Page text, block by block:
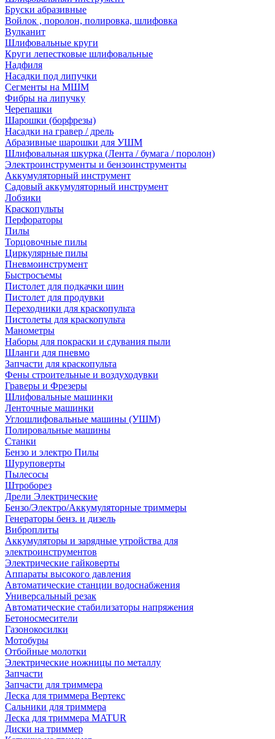
Бруски абразивные
Войлок , поролон, полировка, шлифовка
Вулканит
Шлифовальные круги
Круги лепестковые шлифовальные
Надфиля
Насадки под липучки
Сегменты на МШМ
Фибры на липучку
Черепашки
Шарошки (борфрезы)
Насадки на гравер / дрель
Абразивные шарошки для УШМ
Шлифовальная шкурка (Лента / бумага / поролон)
Электроинструменты и бензоинструменты
Аккумуляторный инструмент
Садовый аккумуляторный инструмент
Лобзики
Краскопульты
Перфораторы
Пилы
Торцовочные пилы
Циркулярные пилы
Пневмоинструмент
Быстросъемы
Пистолет для подкачки шин
Пистолет для продувки
Переходники для краскопульта
Пистолеты для краскопульта
Манометры
Наборы для покраски и сдувания пыли
Шланги для пневмо
Запчасти для краскопульта
Фены строительные и воздуходувки
Граверы и Фрезеры
Шлифовальные машинки
Ленточные машинки
Углошлифовальные машины (УШМ)
Полировальные машины
Станки
Бензо и электро Пилы
Шуруповерты
Пылесосы
Штроборез
Дрели Электрические
Бензо/Электро/Аккумуляторные триммеры
Генераторы бенз. и дизель
Виброплиты
Аккумуляторы и зарядные утройства для
электроинструментов
Электрические гайковерты
Аппараты высокого давления
Автоматические станции водоснабжения
Универсальный резак
Автоматические стабилизаторы напряжения
Бетоносмесители
Газонокосилки
Мотобуры
Отбойные молотки
Электрические ножницы по металлу
Запчасти
Запчасти для триммера
Леска для триммера Вертекс
Сальники для триммера
Леска для триммера MATUR
Диски на триммер